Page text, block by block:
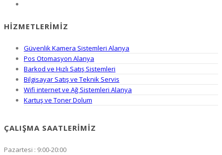
HIZMETLERIMIZ
Güvenlik Kamera Sistemleri Alanya
Pos Otomasyon Alanya
Barkod ve Hızlı Satış Sistemleri
Bilgisayar Satış ve Teknik Servis
Wifi internet ve Ağ Sistemleri Alanya
Kartuş ve Toner Dolum
ÇALIŞMA SAATLERIMIZ
Pazartesi : 9:00-20:00